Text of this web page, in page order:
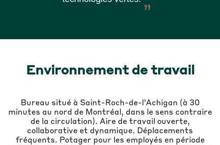
Environnement de travail
Bureau situé à Saint-Roch-de-l’Achigan (à 30
minutes au nord de Montréal, dans le sens contraire
de la circulation). Aire de travail ouverte,
collaborative et dynamique. Déplacements
fréquents. Potager pour les employés en période